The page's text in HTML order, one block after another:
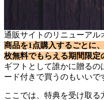
通販サイトのリニューアル
商品を1点購入するごとに
枚無料でもらえる期間限定
ギフトとして誰かに贈るの
ード付きで買うのもいいで
ここでは、特典を受け取る